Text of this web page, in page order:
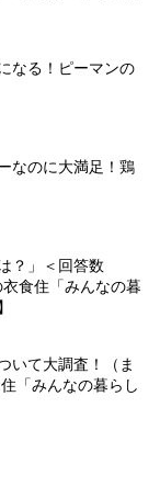
なる！ピーマンの
なのに大満足！鶏
？」＜回答数
食住「みんなの暮
いて大調査！（ま
「みんなの暮らし